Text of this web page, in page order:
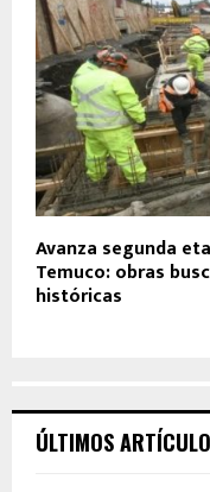
Avanza segunda
Temuco: obras
históricas
ÚLTIMOS